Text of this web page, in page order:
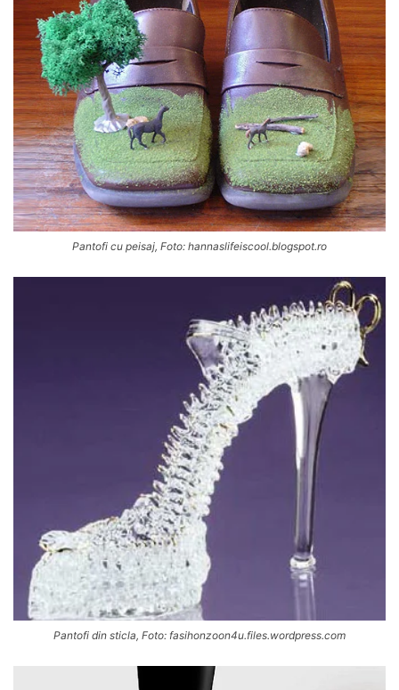
Pantofi cu peisaj, Foto: hannaslifeiscool.blogspot.ro
Pantofi din sticla, Foto: fasihonzoon4u.files.wordpress.com